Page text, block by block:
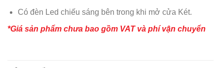
Có đèn Led chiếu sáng bên trong khi mở cửa Két.
*Giá sản phẩm chưa bao gồm VAT và phí vận chuyển